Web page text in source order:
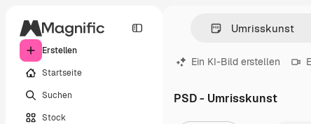
Erstellen
Startseite
Suchen
Stock
Ein KI-Bild erstellen
PSD - Umrisskunst